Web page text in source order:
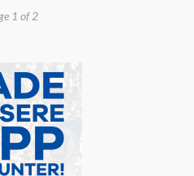
1 of 2